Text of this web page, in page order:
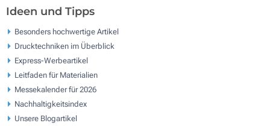
Ideen und Tipps
Besonders hochwertige Artikel
Drucktechniken im Überblick
Express-Werbeartikel
Leitfaden für Materialien
Messekalender für 2026
Nachhaltigkeitsindex
Unsere Blogartikel